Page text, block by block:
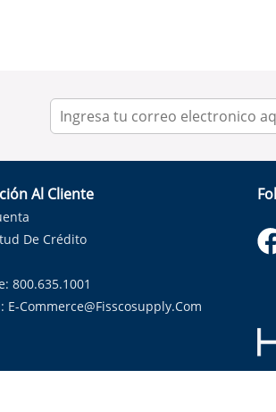
Al Cliente
De Crédito
800.635.1001
E-Commerce@fisscosupply.com